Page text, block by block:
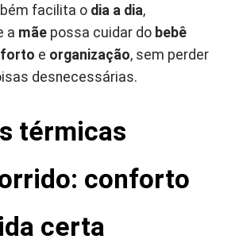
facilita o dia a dia,
a mãe possa cuidar do bebê
e organização, sem perder
desnecessárias.
térmicas
conforto
certa